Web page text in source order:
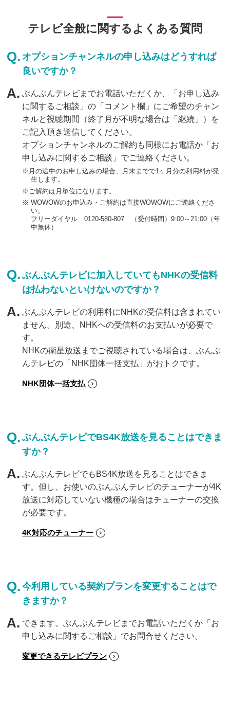
テレビ全般に関するよくある質問
オプションチャンネルの申し込みはどうすれば
良いですか？
ぶんぶんテレビまでお電話いただくか、「お申し込み
に関するご相談」の「コメント欄」にご希望のチャン
ネルと視聴期間（終了月が不明な場合は「継続」）を
ご記入頂き送信してください。
オプションチャンネルのご解約も同様にお電話か「お
申し込みに関するご相談」でご連絡ください。
月の途中のお申し込みの場合、月末までで1ヶ月分の利用料が発
生します。
ご解約は月単位になります。
WOWOWのお申込み・ご解約は直接WOWOWにご連絡くださ
い。
フリーダイヤル0120-580-807 （受付時間）9:00～21:00（年
中無休）
ぶんぶんテレビに加入していてもNHKの受信料
は払わないといけないのですか？
ぶんぶんテレビの利用料にNHKの受信料は含まれてい
ません。別途、NHKへの受信料のお支払いが必要で
す。
NHKの衛星放送までご視聴されている場合は、ぶんぶ
んテレビの「NHK団体一括支払」がおトクです。
NHK団体一括支払
ぶんぶんテレビでBS4K放送を見ることはできま
すか？
ぶんぶんテレビでもBS4K放送を見ることはできま
す。但し、お使いのぶんぶんテレビのチューナーが4K
放送に対応していない機種の場合はチューナーの交換
が必要です。
4K対応のチューナー
今利用している契約プランを変更することはで
きますか？
できます。ぶんぶんテレビまでお電話いただくか「お
申し込みに関するご相談」でお問合せください。
変更できるテレビプラン